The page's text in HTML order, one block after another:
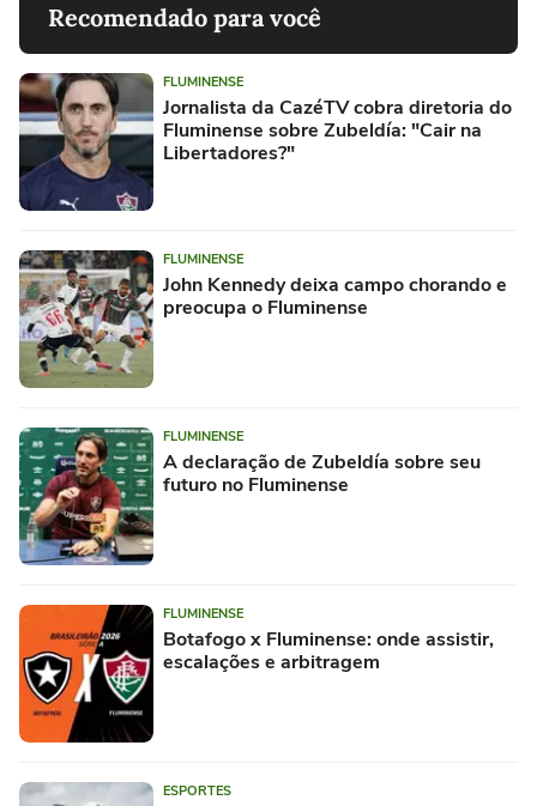
Recomendado para você
FLUMINENSE
Jornalista da CazéTV cobra diretoria do
Fluminense sobre Zubeldía: "Cair na
Libertadores?"
FLUMINENSE
John Kennedy deixa campo chorando e
preocupa o Fluminense
FLUMINENSE
A declaração de Zubeldía sobre seu
futuro no Fluminense
FLUMINENSE
Botafogo x Fluminense: onde assistir,
escalações e arbitragem
ESPORTES